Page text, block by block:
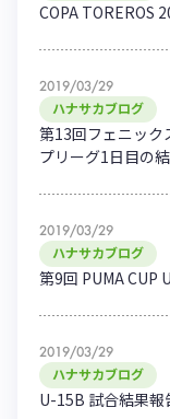
COPA TOREROS
2019/03/29
ハナサカブログ
第13回フェニック
プリーグ1日目の
2019/03/29
ハナサカブログ
第9回 PUMA CUP
2019/03/29
ハナサカブログ
U-15B 試合結果報